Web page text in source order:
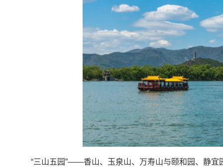
“三山五园”——香山、玉泉山、万寿山与颐和园、静宜